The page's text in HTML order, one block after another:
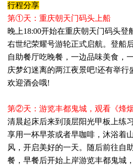
行程分享
第①天：重庆朝天门码头上船
晚上18:00开始在重庆朝天门码头登
右世纪荣耀号游轮正式启航。登船
自助餐厅吃晚餐，一边品味美食，
庆梦幻迷离的两江夜景吧!还有举行
欢迎酒会哦!
第②天：游览丰都鬼城，观看《烽烟
清晨起床后来到顶层阳光甲板上练
享用一杯早茶或者早咖啡，沐浴着
风，开启美好的一天。随后前往自
餐，早餐后开始上岸游览丰都鬼城